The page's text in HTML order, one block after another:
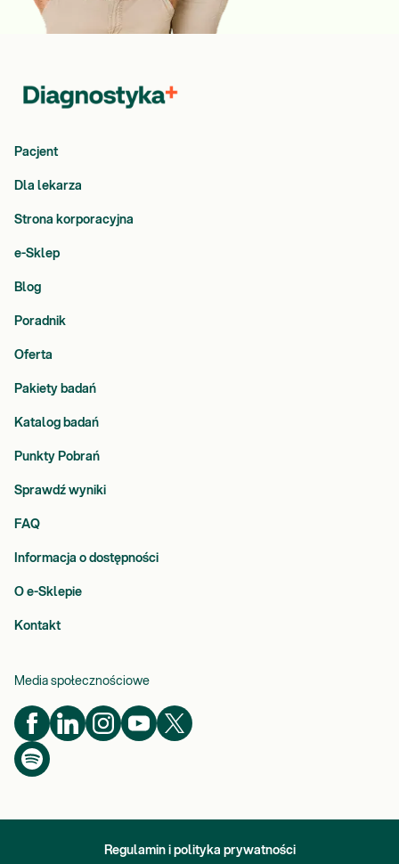
Pacjent
Dla lekarza
Strona korporacyjna
e-Sklep
Blog
Poradnik
Oferta
Pakiety badań
Katalog badań
Punkty Pobrań
Sprawdź wyniki
FAQ
Informacja o dostępności
O e-Sklepie
Kontakt
Media społecznościowe
Regulamin i polityka prywatności